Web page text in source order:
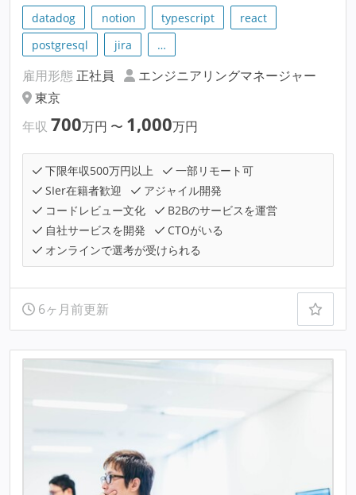
datadog notion typescript
react
postgresql
jira …
雇用形態 正社員
エンジニアリングマネージャー
東京
年収 700万円 〜 1,000万円
下限年収500万円以上
一部リモート可
SIer在籍者歓迎
アジャイル開発
コードレビュー文化
B2Bのサービスを運営
自社サービスを開発
CTOがいる
オンラインで選考が受けられる
6ヶ月前更新